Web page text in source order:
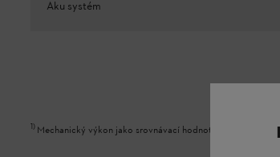
Aku systém
1) Mechanický výkon jako srovnávací hodnota k benzínovým